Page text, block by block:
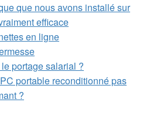
que nous avons installé sur
efficace
en ligne
le portage salarial ?
portable reconditionné pas
?